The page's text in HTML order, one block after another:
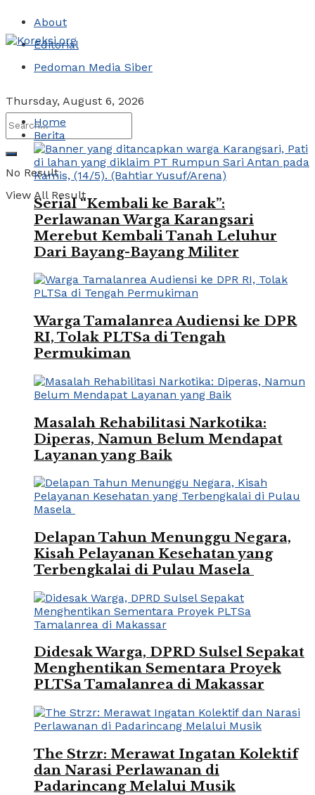
About
Editorial
Pedoman Media Siber
Thursday, August 6, 2026
No Result
View All Result
Home
Berita
Serial “Kembali ke Barak”:
Perlawanan Warga Karangsari
Merebut Kembali Tanah Leluhur
Dari Bayang-Bayang Militer
Warga Tamalanrea Audiensi ke DPR
RI, Tolak PLTSa di Tengah
Permukiman
Masalah Rehabilitasi Narkotika:
Diperas, Namun Belum Mendapat
Layanan yang Baik
Delapan Tahun Menunggu Negara,
Kisah Pelayanan Kesehatan yang
Terbengkalai di Pulau Masela
Didesak Warga, DPRD Sulsel Sepakat
Menghentikan Sementara Proyek
PLTSa Tamalanrea di Makassar
The Strzr: Merawat Ingatan Kolektif
dan Narasi Perlawanan di
Padarincang Melalui Musik